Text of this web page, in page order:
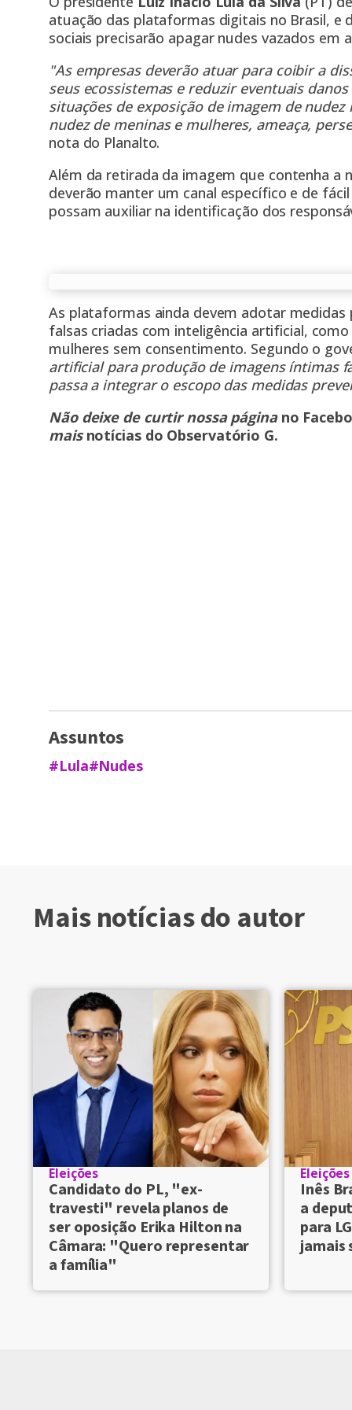
atuação das plataformas digitais no Brasil, e
sociais precisarão apagar nudes vazados em
"As empresas deverão atuar para coibir a
seus ecossistemas e reduzir eventuais
situações de exposição de imagem de
nudez de meninas e mulheres, ameaça,
nota do Planalto.
Além da retirada da imagem que contenha
deverão manter um canal específico e de
possam auxiliar na identificação dos
As plataformas ainda devem adotar
falsas criadas com inteligência artificial,
mulheres sem consentimento. Segundo o
artificial para produção de imagens íntimas
passa a integrar o escopo das medidas
Não deixe de curtir nossa página no
mais notícias do Observatório G.
Assuntos
#Lula#Nudes
Mais notícias do autor
Eleições
Candidato do PL, "ex-
travesti" revela planos de
ser oposição Erika Hilton na
Câmara: "Quero representar
a família"
Eleições
Inês
a
para
jamais